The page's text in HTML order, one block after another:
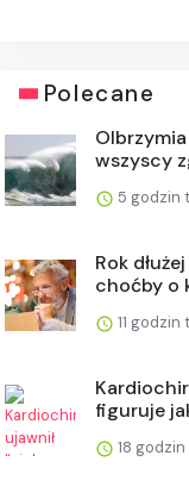
Polecane
wszyscy
5 godzin
Rok
choćby o
11 godzin
figuruje
18